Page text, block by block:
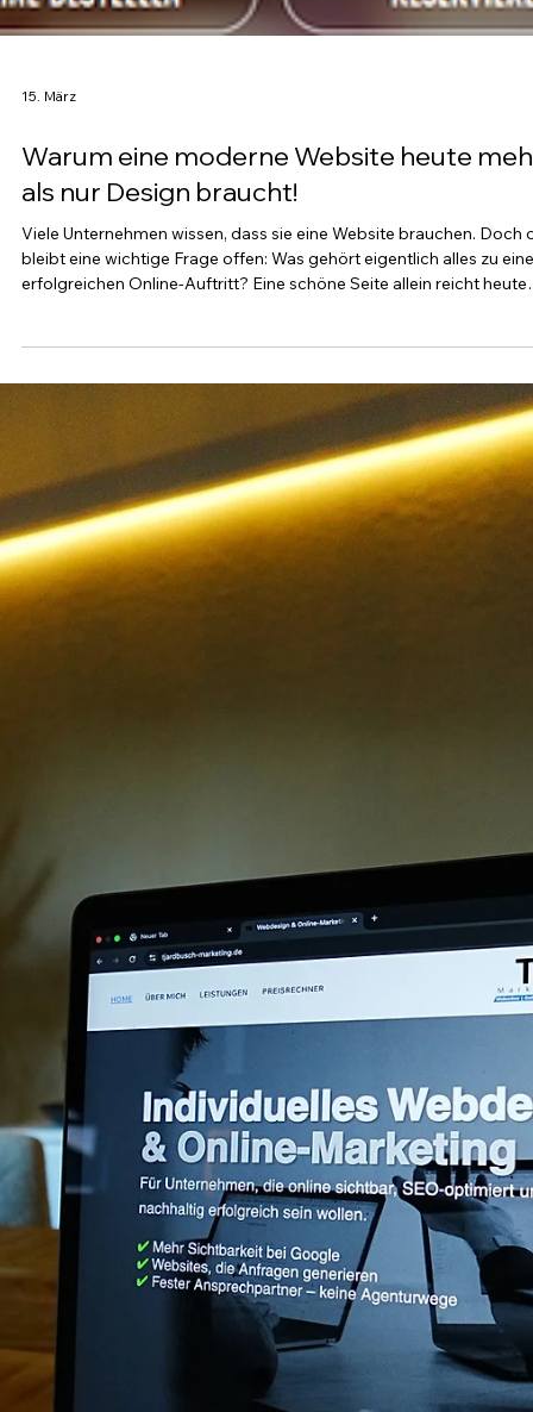
15. März
Warum eine moderne Website heute
als nur Design braucht!
Viele Unternehmen wissen, dass sie eine Website brauchen. Doch
braucht es eine Kombination aus modernem Webdesign,
Optimierung, Suchmaschinenoptimierung (SEO) und einer klaren
Marketingstrategie. Genau hier setze ich mit meinen Leistungen an.